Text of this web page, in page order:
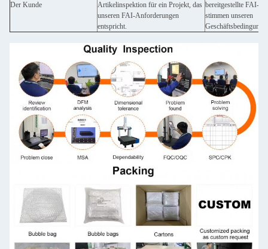
Der Kunde
Artikelinspektion für ein Projekt, das
unseren FAI-Anforderungen
entspricht.
bereitgestellte FAI-
stimmen unseren